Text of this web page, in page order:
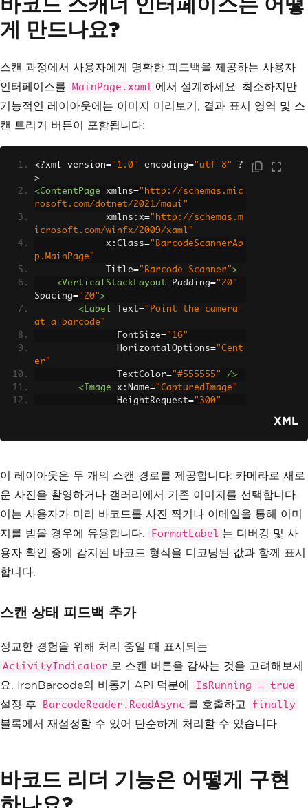
게 만드나요?
스캔 과정에서 사용자에게 명확한 피드백을 제공하는 사용자
인터페이스를
MainPage.xaml
에서 설계하세요. 최소하지만
기능적인 레이아웃에는 이미지 미리보기, 결과 표시 영역 및 스
캔 트리거 버튼이 포함됩니다:
<?xml version="1.0" encoding="utf-8"
?
>
<ContentPage
xmlns="http://schemas.mic
rosoft.com/dotnet/2021/maui"
xmlns:x="http://schemas.m
icrosoft.com/winfx/2009/xaml"
x:Class="BarcodeScannerAp
p.MainPage"
Title="Barcode Scanner">
<VerticalStackLayout
Padding="20"
Spacing="20">
<Label
Text="Point the camera
at a barcode"
FontSize="16"
HorizontalOptions="Cent
er"
TextColor="#555555"
/>
<Image
x:Name="CapturedImage"
HeightRequest="300"
0"
/>
n"
FontSize=
"18"
er"
FontAttributes ="Bold"
/
<Label
x:Name ="FormatLabel"
er"
Clicked
="OnScanClicke
d"
CC"
TextColor="White"
HeightRequest ="50"
/>
leryClicked"
XML
이 레이아웃은 두 개의 스캔 경로를 제공합니다: 카메라로 새로
운 사진을 촬영하거나 갤러리에서 기존 이미지를 선택합니다.
이는 사용자가 미리 바코드를 사진 찍거나 이메일을 통해 이미
지를 받을 경우에 유용합니다.
FormatLabel
는 디버깅 및 사
용자 확인 중에 감지된 바코드 형식을 디코딩된 값과 함께 표시
합니다.
스캔 상태 피드백 추가
정교한 경험을 위해 처리 중일 때 표시되는
ActivityIndicator 로 스캔 버튼을 감싸는 것을 고려해보세
요. IronBarcode의 비동기 API 덕분에
IsRunning = true
설정 후 BarcodeReader.ReadAsync 를 호출하고 finally
블록에서 재설정할 수 있어 단순하게 처리할 수 있습니다.
바코드 리더 기능은 어떻게 구현